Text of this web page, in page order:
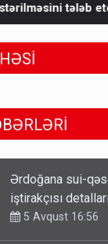
Ukrayna
Rusiya
deport etdi
5 Avqust 11:53